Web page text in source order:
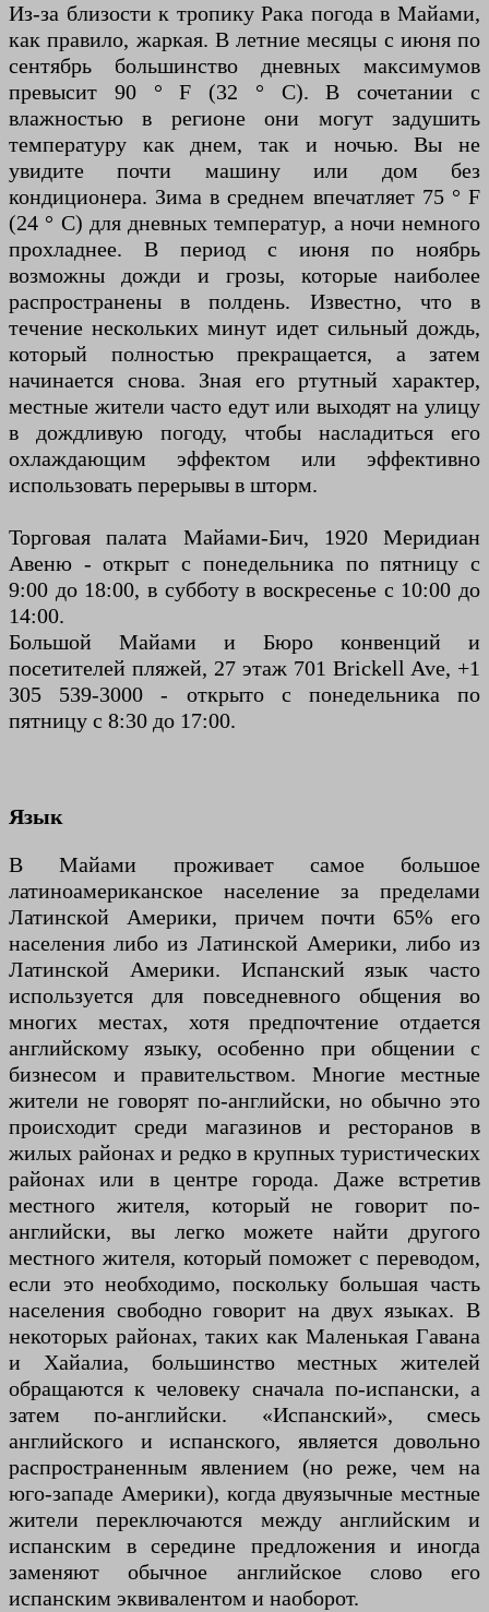
Из-за близости к тропику Рака погода в Майами,
как правило, жаркая. В летние месяцы с июня по
сентябрь большинство дневных максимумов
превысит 90 ° F (32 ° C). В сочетании с
влажностью в регионе они могут задушить
температуру как днем, так и ночью. Вы не
увидите почти машину или дом без
кондиционера. Зима в среднем впечатляет 75 ° F
(24 ° C) для дневных температур, а ночи немного
прохладнее. В период с июня по ноябрь
возможны дожди и грозы, которые наиболее
распространены в полдень. Известно, что в
течение нескольких минут идет сильный дождь,
который полностью прекращается, а затем
начинается снова. Зная его ртутный характер,
местные жители часто едут или выходят на улицу
в дождливую погоду, чтобы насладиться его
охлаждающим эффектом или эффективно
использовать перерывы в шторм.
Торговая палата Майами-Бич, 1920 Меридиан
Авеню - открыт с понедельника по пятницу с
9:00 до 18:00, в субботу в воскресенье с 10:00 до
14:00.
Большой Майами и Бюро конвенций и
посетителей пляжей, 27 этаж 701 Brickell Ave, +1
305 539-3000 - открыто с понедельника по
пятницу с 8:30 до 17:00.
Язык
В Майами проживает самое большое
латиноамериканское население за пределами
Латинской Америки, причем почти 65% его
населения либо из Латинской Америки, либо из
Латинской Америки. Испанский язык часто
используется для повседневного общения во
многих местах, хотя предпочтение отдается
английскому языку, особенно при общении с
бизнесом и правительством. Многие местные
жители не говорят по-английски, но обычно это
происходит среди магазинов и ресторанов в
жилых районах и редко в крупных туристических
районах или в центре города. Даже встретив
местного жителя, который не говорит по-
английски, вы легко можете найти другого
местного жителя, который поможет с переводом,
если это необходимо, поскольку большая часть
населения свободно говорит на двух языках. В
некоторых районах, таких как Маленькая Гавана
и Хайалиа, большинство местных жителей
обращаются к человеку сначала по-испански, а
затем по-английски. «Испанский», смесь
английского и испанского, является довольно
распространенным явлением (но реже, чем на
юго-западе Америки), когда двуязычные местные
жители переключаются между английским и
испанским в середине предложения и иногда
заменяют обычное английское слово его
испанским эквивалентом и наоборот.